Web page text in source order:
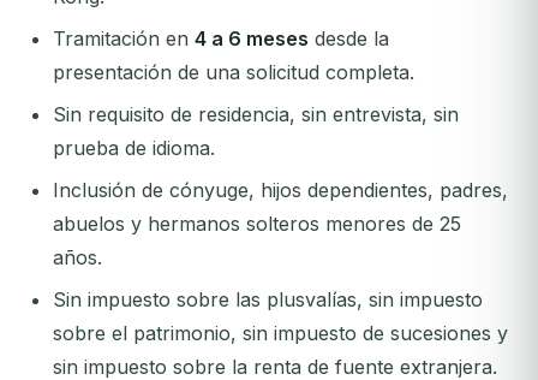
Tramitación en 4 a 6 meses desde la
presentación de una solicitud completa.
Sin requisito de residencia, sin entrevista, sin
prueba de idioma.
Inclusión de cónyuge, hijos dependientes, padres,
abuelos y hermanos solteros menores de 25
años.
Sin impuesto sobre las plusvalías, sin impuesto
sobre el patrimonio, sin impuesto de sucesiones y
sin impuesto sobre la renta de fuente extranjera.